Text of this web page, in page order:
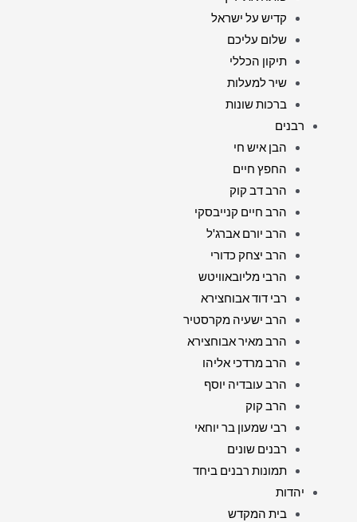
קדיש על ישראל
שלום עליכם
תיקון הכללי
שיר למעלות
ברכות שונות
רבנים
הבן איש חי
החפץ חיים
הרב דב קוק
הרב חיים קנייבסקי
הרב יורם אברג'ל
הרב יצחק כדורי
הרבי מליובאוויטש
רבי דוד אבוחצירא
הרב ישעיה מקרסטיר
הרב מאיר אבוחצירא
הרב מרדכי אליהו
הרב עובדיה יוסף
הרב קוק
רבי שמעון בר יוחאי
רבנים שונים
תמונות רבנים ביחד
יהדות
בית המקדש